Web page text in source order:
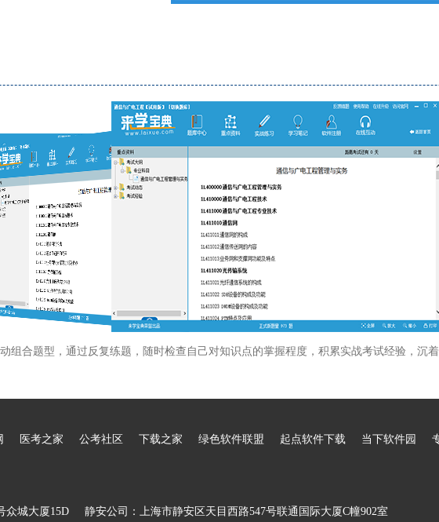
组合题型，通过反复练题，随时检查自己对知识点的掌握程度，积累实战考试经验，沉着
医考之家 公考社区 下载之家 绿色软件联盟 起点软件下载 当下软件园
众城大厦15D 静安公司：上海市静安区天目西路547号联通国际大厦C幢902室